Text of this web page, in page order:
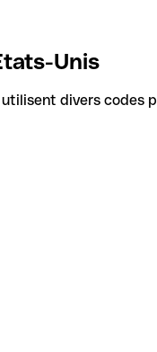
Unis
utilisent divers codes